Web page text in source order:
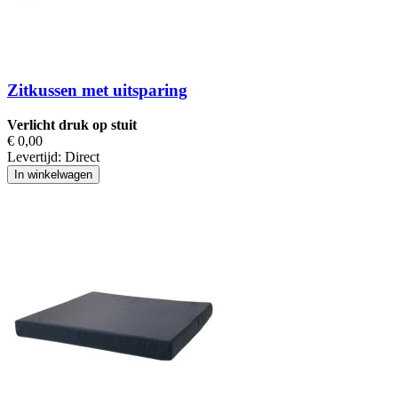
Zitkussen met uitsparing
Verlicht druk op stuit
€ 0,00
Levertijd: Direct
In winkelwagen